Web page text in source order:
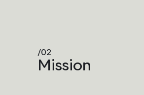
/02
Mission